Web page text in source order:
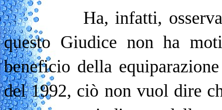
Ha, infatti, osservato -
questo Giudice non ha
beneficio della
del 1992, ciò non vuol dire